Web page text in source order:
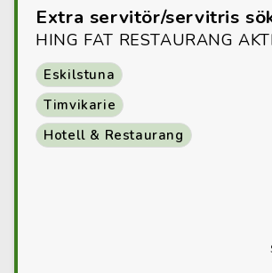
Extra servitör/servitris
HING FAT RESTAURANG
Eskilstuna
Timvikarie
Hotell & Restaurang